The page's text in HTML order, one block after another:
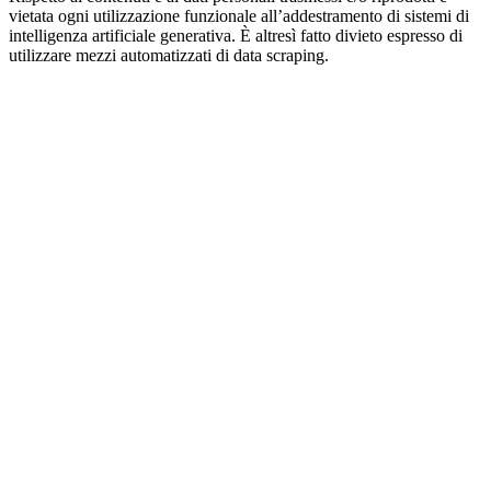
vietata ogni utilizzazione funzionale all’addestramento di sistemi di
intelligenza artificiale generativa. È altresì fatto divieto espresso di
utilizzare mezzi automatizzati di data scraping.